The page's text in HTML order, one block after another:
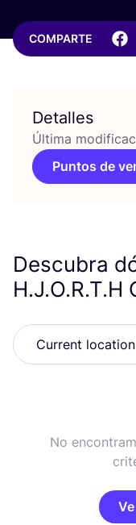
COMPARTE
Detalles
Última
Puntos de
Descubra
H.J.O.R.T.H
No